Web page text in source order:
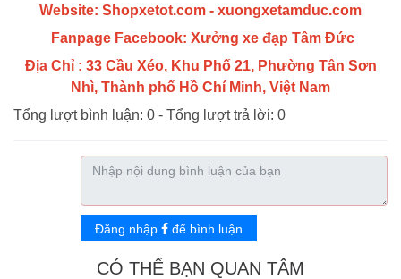
Website: Shopxetot.com - xuongxetamduc.com
Fanpage Facebook: Xưởng xe đạp Tâm Đức
Địa Chỉ : 33 Cầu Xéo, Khu Phố 21, Phường Tân Sơn
Nhì, Thành phố Hồ Chí Minh, Việt Nam
Tổng lượt bình luận: 0 - Tổng lượt trả lời: 0
Đăng nhập để bình luận
CÓ THỂ BẠN QUAN TÂM